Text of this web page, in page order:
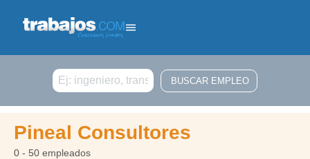
Buscar
Pineal Consultores
0 - 50 empleados